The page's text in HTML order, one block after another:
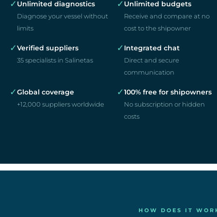
✓ Unlimited diagnostics
Diagnose your vessel without
limits
✓ Unlimited budgets
Receive and compare at no
cost to the shipowner
✓Verified suppliers
35 specialists in Salinetas
✓ Integrated chat
Direct and secure
communication
✓Global coverage
+12,000 suppliers worldwide
✓100% free for shipowners
No subscription or hidden
costs
HOW DOES IT